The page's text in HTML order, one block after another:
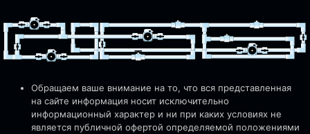
Обращаем ваше внимание на то, что вся представленная
на сайте информация носит исключительно
информационный характер и ни при каких условиях не
является публичной офертой определяемой положениями